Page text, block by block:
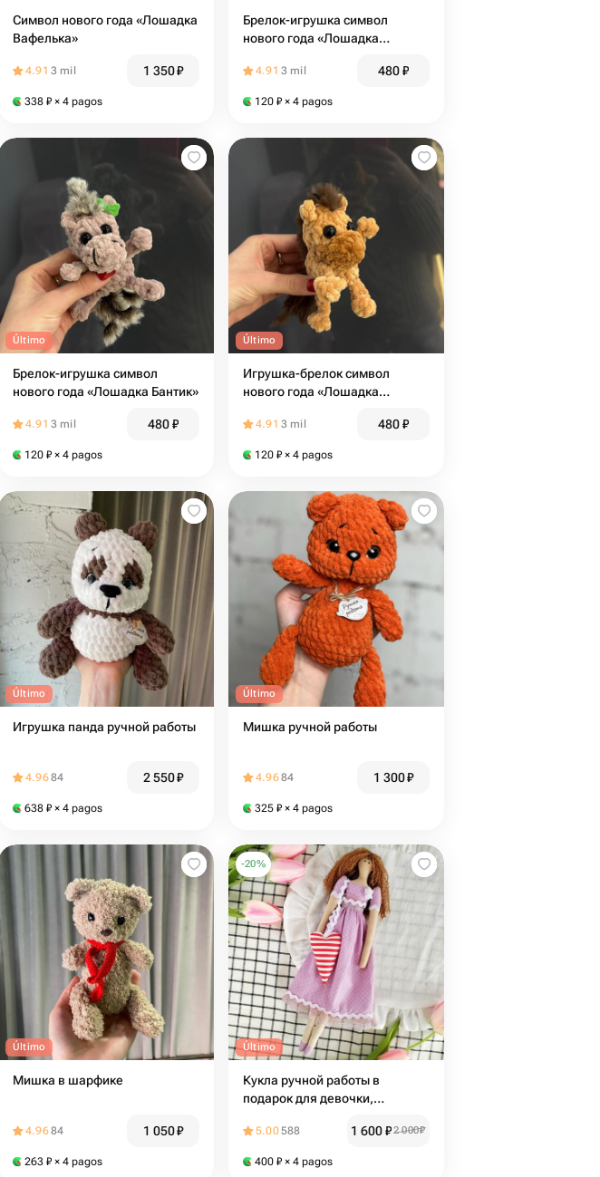
Символ нового года «Лошадка
Вафелька»
4.91 3 mil 1 350₽
338 ₽ × 4 pagos
Брелок-игрушка символ
нового года «Лошадка
4.91 3 mil 480₽
120 ₽ × 4 pagos
Último
Брелок-игрушка символ
нового года «Лошадка Бантик»
4.91 3 mil 480₽
120 ₽ × 4 pagos
Último
Игрушка-брелок символ
нового года «Лошадка
4.91 3 mil 480₽
120 ₽ × 4 pagos
Último
Игрушка панда ручной работы
4.9684 2 550₽
638 ₽ × 4 pagos
Último
Мишка ручной работы
4.9684 1 300₽
325 ₽ × 4 pagos
Último
Мишка в шарфике
4.9684 1 050₽
263 ₽ × 4 pagos
-20%
Último
Кукла ручной работы в
подарок для девочки,
5.00588 1 600₽2 000₽
400 ₽ × 4 pagos